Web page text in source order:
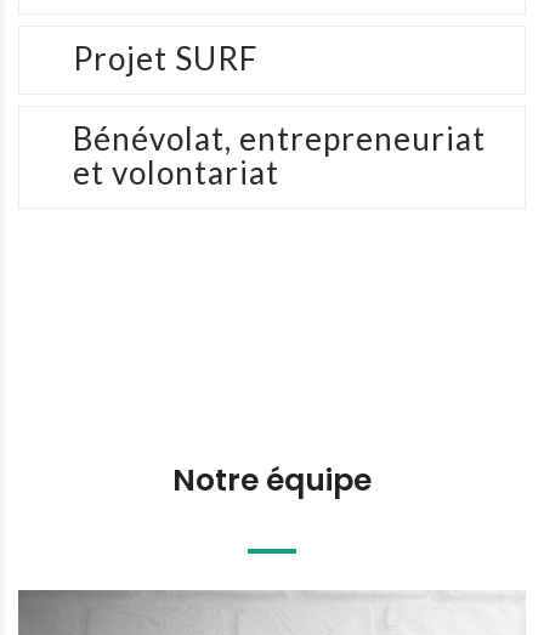
Projet SURF
Bénévolat, entrepreneuriat
et volontariat
Notre équipe